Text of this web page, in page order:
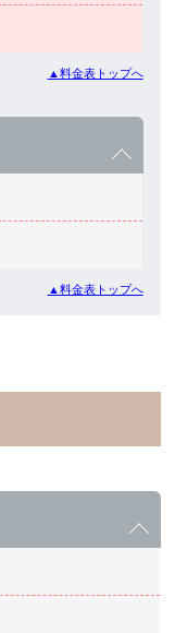
▲料金表トップへ
▲料金表トップへ